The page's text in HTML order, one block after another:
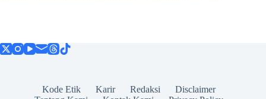
Kode Etik Karir Redaksi
Disclaimer